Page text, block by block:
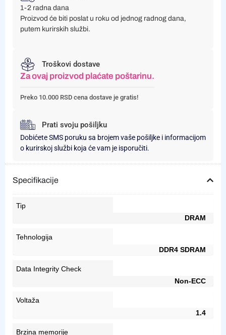
1-2 radna dana
Proizvod će biti poslat u roku od jednog radnog dana,
putem kurirskih službi.
Troškovi dostave
Za ovaj proizvod plaćate poštarinu.
Preko 10.000 RSD cena dostave je gratis!
Prati svoju pošiljku
Dobićete SMS poruku sa brojem vaše pošiljke i informacijom
o kurirskoj službi koja će vam je isporučiti.
Specifikacije
Tip
DRAM
Tehnologija
DDR4 SDRAM
Data Integrity Check
Non-ECC
Voltaža
1.4
Brzina memorije